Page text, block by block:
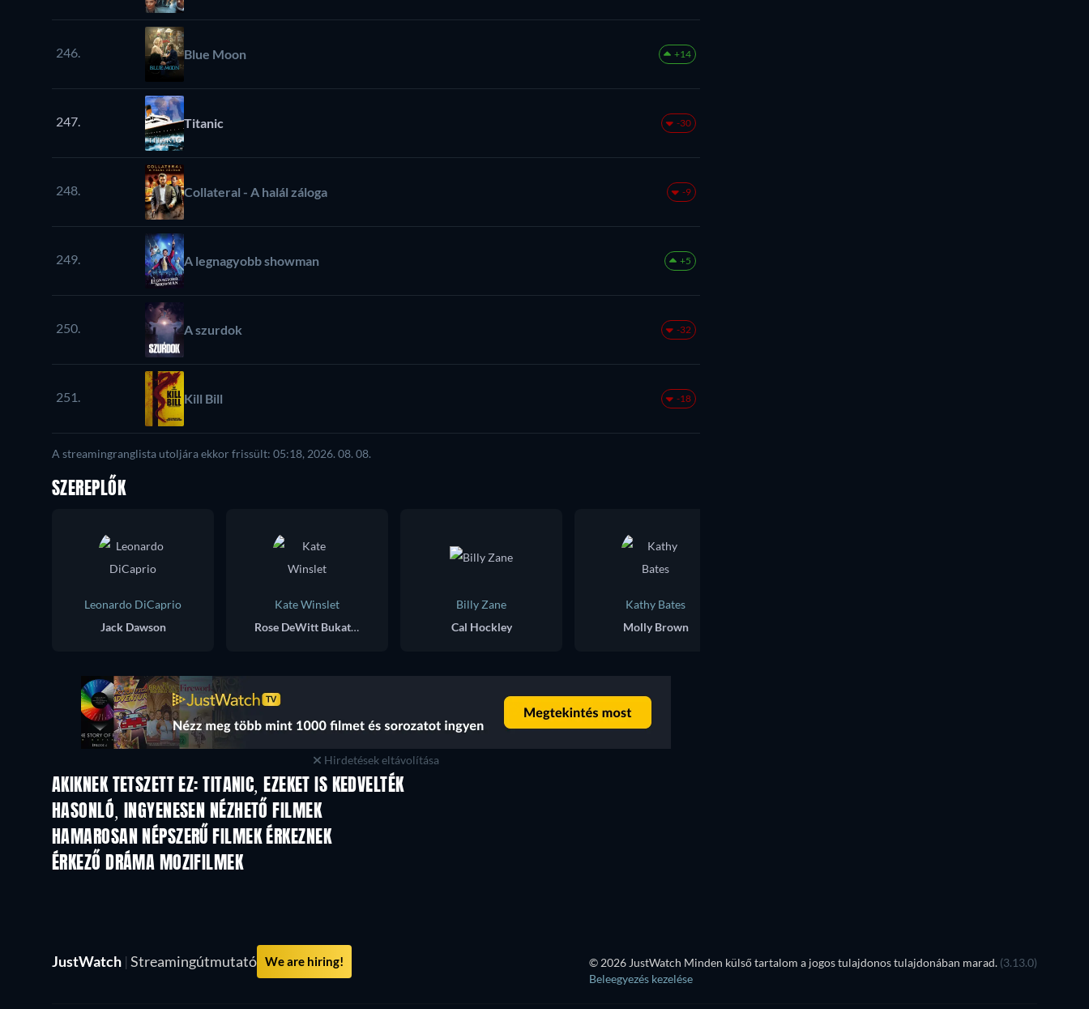
246. Blue Moon +14
247. Titanic -30
248. Collateral - A halál záloga -9
249. A legnagyobb showman +5
250. A szurdok -32
251. Kill Bill -18
A streamingranglista utoljára ekkor frissült: 05:18, 2026. 08. 08.
SZEREPLŐK
Leonardo DiCaprio
Jack Dawson
Kate Winslet
Rose DeWitt Bukater
Billy Zane
Cal Hockley
Kathy Bates
Molly Brown
Hirdetések eltávolítása
AKIKNEK TETSZETT EZ: TITANIC, EZEKET IS KEDVELTÉK
HASONLÓ, INGYENESEN NÉZHETŐ FILMEK
HAMAROSAN NÉPSZERŰ FILMEK ÉRKEZNEK
ÉRKEZŐ DRÁMA MOZIFILMEK
JustWatch | Streamingútmutató We are hiring! © 2026 JustWatch Minden külső tartalom a jogos tulajdonos tulajdonában marad. (3.13.0)
Beleegyezés kezelése